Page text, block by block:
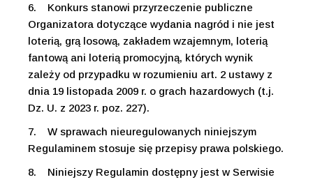
6.
Konkurs stanowi przyrzeczenie publiczne
Organizatora dotyczące wydania nagród i nie jest
loterią, grą losową, zakładem wzajemnym, loterią
fantową ani loterią promocyjną, których wynik
zależy od przypadku w rozumieniu art. 2 ustawy z
dnia 19 listopada 2009 r. o grach hazardowych (t.j.
Dz. U. z 2023 r. poz. 227).
7.
W sprawach nieuregulowanych niniejszym
Regulaminem stosuje się przepisy prawa polskiego.
8.
Niniejszy Regulamin dostępny jest w Serwisie